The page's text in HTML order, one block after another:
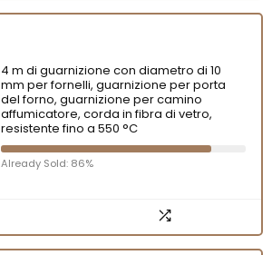
4 m di guarnizione con diametro di 10
mm per fornelli, guarnizione per porta
del forno, guarnizione per camino
affumicatore, corda in fibra di vetro,
resistente fino a 550 °C
Already Sold: 86%